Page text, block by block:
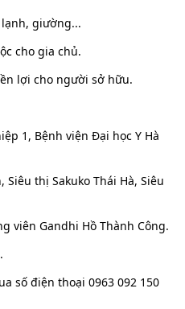
giường...
cho gia chủ.
lợi cho người sở hữu.
1, Bệnh viện Đại học Y Hà
thị Sakuko Thái Hà, Siêu
viên Gandhi Hồ Thành Công.
số điện thoại 0963 092 150